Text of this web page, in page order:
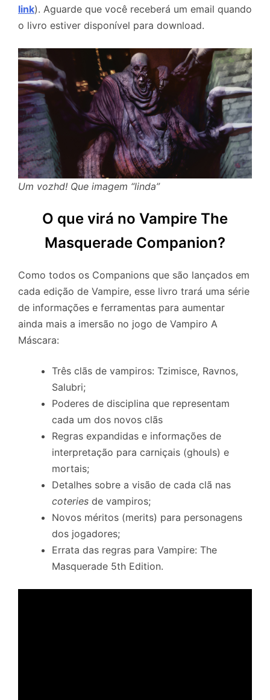
link). Aguarde que você receberá um email quando
o livro estiver disponível para download.
Um vozhd! Que imagem “linda”
O que virá no Vampire The
Masquerade Companion?
Como todos os Companions que são lançados em
cada edição de Vampire, esse livro trará uma série
de informações e ferramentas para aumentar
ainda mais a imersão no jogo de Vampiro A
Máscara:
Três clãs de vampiros: Tzimisce, Ravnos,
Salubri;
Poderes de disciplina que representam
cada um dos novos clãs
Regras expandidas e informações de
interpretação para carniçais (ghouls) e
mortais;
Detalhes sobre a visão de cada clã nas
coteries de vampiros;
Novos méritos (merits) para personagens
dos jogadores;
Errata das regras para Vampire: The
Masquerade 5th Edition.